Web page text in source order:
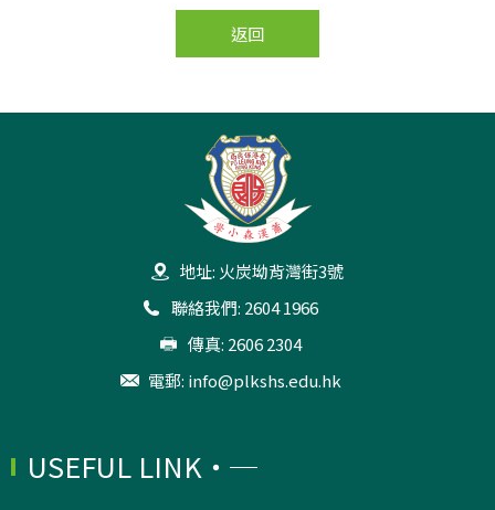
返回
地址: 火炭坳背灣街3號
聯絡我們: 2604 1966
傳真: 2606 2304
電郵: info@plkshs.edu.hk
USEFUL LINK